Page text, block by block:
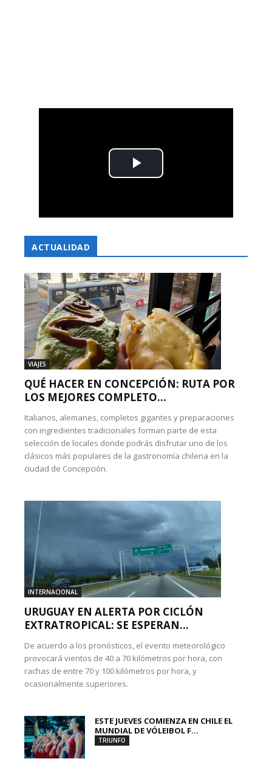
ACTUALIDAD
VIAJES
QUÉ HACER EN CONCEPCIÓN: RUTA POR
LOS MEJORES COMPLETO...
Italianos, alemanes, completos gigantes y preparaciones
con ingredientes tradicionales forman parte de esta
selección de locales donde podrás disfrutar uno de los
clásicos más populares de la gastronomía chilena en la
ciudad de Concepción.
INTERNACIONAL
URUGUAY EN ALERTA POR CICLÓN
EXTRATROPICAL: SE ESPERAN...
De acuerdo a los pronósticos, el evento meteorológico
provocará vientos de 40 a 70 kilómetros por hora, con
rachas de entre 70 y 100 kilómetros por hora, y
ocasionalmente superiores.
ESTE JUEVES COMIENZA EN CHILE EL
MUNDIAL DE VÓLEIBOL F...
TRIUNFO